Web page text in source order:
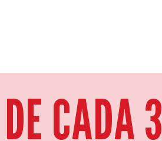
CADA 3